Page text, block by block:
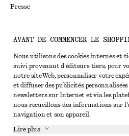
Presse
Instagram
Pinterest
Facebook
Youtube
TikTok
AVANT DE COMMENCER LE
Nous utilisons des cookies internes et
suivi provenant d'éditeurs tiers, pour
notre site Web, personnaliser votre
et diffuser des publicités
newsletters sur Internet et via les
nous recueillons des informations sur
navigation et son appareil.
Lire plus